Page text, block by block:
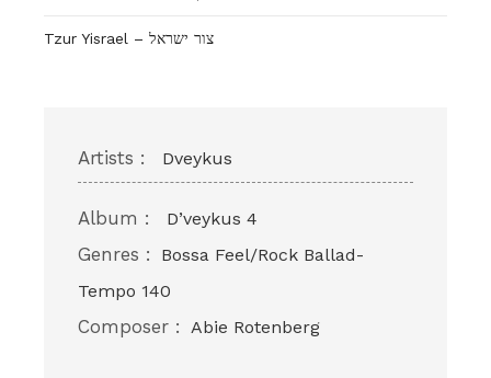
Tzur Yisrael – צור ישראל
Artists : Dveykus
Album : D’veykus 4
Genres :
Bossa Feel/Rock Ballad-
Tempo 140
Composer : Abie Rotenberg